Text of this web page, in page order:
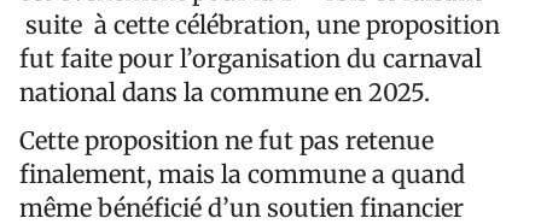
suite à cette célébration, une proposition
fut faite pour l’organisation du carnaval
national dans la commune en 2025.
Cette proposition ne fut pas retenue
finalement, mais la commune a quand
même bénéficié d’un soutien financier